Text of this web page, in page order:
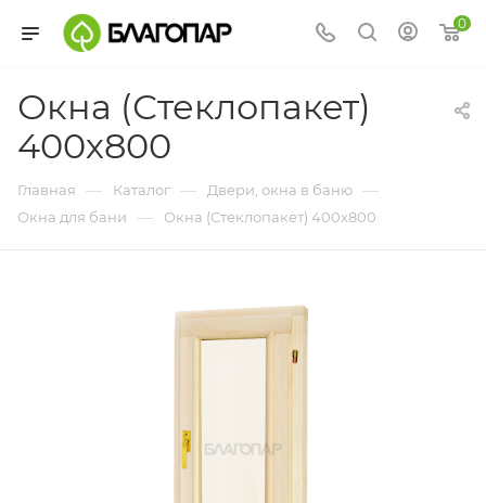
0
Окна (Стеклопакет)
400х800
Главная — Каталог — Двери, окна в баню —
Окна для бани — Окна (Стеклопакет) 400х800